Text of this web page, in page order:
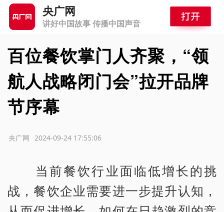
央广网
讲好中国故事 传播中国声音
百位餐饮掌门人齐聚，“领
航人战略闭门会”拉开品牌
节序幕
2024-09-24 17:55:06
央广网
当前餐饮行业面临低增长的挑
战，餐饮企业需要进一步提升认知，